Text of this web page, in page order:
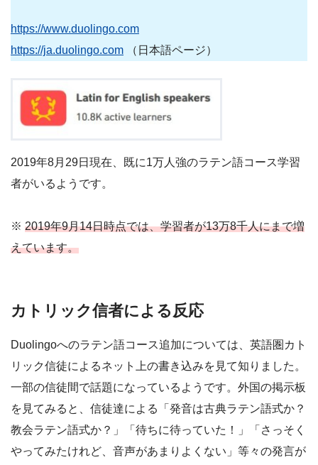
https://www.duolingo.com
https://ja.duolingo.com （日本語ページ）
2019年8月29日現在、既に1万人強のラテン語コース学習
者がいるようです。
※ 2019年9月14日時点では、学習者が13万8千人にまで増
えています。
カトリック信者による反応
Duolingoへのラテン語コース追加については、英語圏カト
リック信徒によるネット上の書き込みを見て知りました。
一部の信徒間で話題になっているようです。外国の掲示板
を見てみると、信徒達による「発音は古典ラテン語式か？
教会ラテン語式か？」「待ちに待っていた！」「さっそく
やってみたけれど、音声があまりよくない」等々の発言が